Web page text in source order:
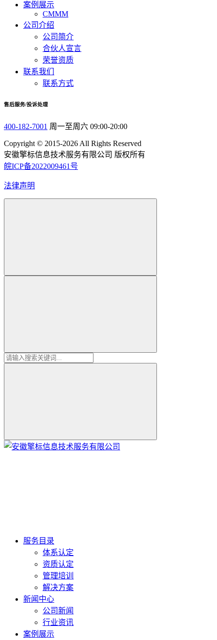
案例展示
CMMM
公司介绍
公司简介
合伙人宣言
荣誉资质
联系我们
联系方式
售后服务/投诉处理
400-182-7001 周一至周六 09:00-20:00
Copyright © 2015-2026 All Rights Reserved
安徽擎标信息技术服务有限公司 版权所有
皖ICP备2022009461号
法律声明
服务目录
体系认定
资质认定
管理培训
解决方案
新闻中心
公司新闻
行业资讯
案例展示